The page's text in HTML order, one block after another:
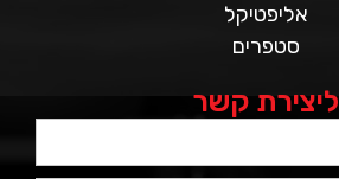
אליפטיקל
סטפרים
ליצירת קשר